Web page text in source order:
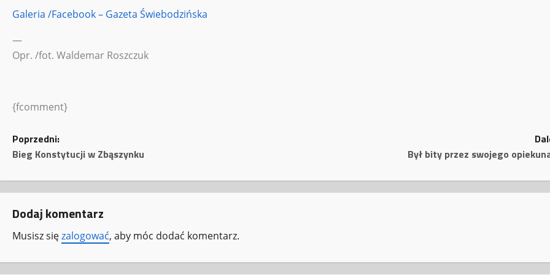
Galeria /Facebook – Gazeta Świebodzińska
—
Opr. /fot. Waldemar Roszczuk
{fcomment}
Z
b
a
c
Poprzedni:
Bieg Konstytucji w Zbąszynku
Był bity przez swojego
Dodaj komentarz
Musisz sięzalogować, aby móc dodać komentarz.